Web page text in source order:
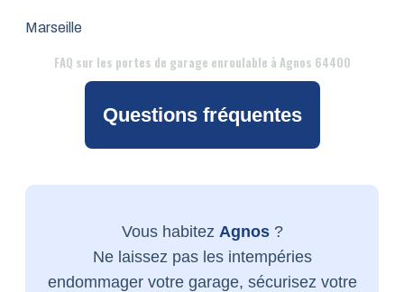
Marseille
FAQ sur les portes de garage enroulable à Agnos 64400
Questions fréquentes
Vous habitez Agnos?
Ne laissez pas les intempéries
endommager votre garage, sécurisez votre